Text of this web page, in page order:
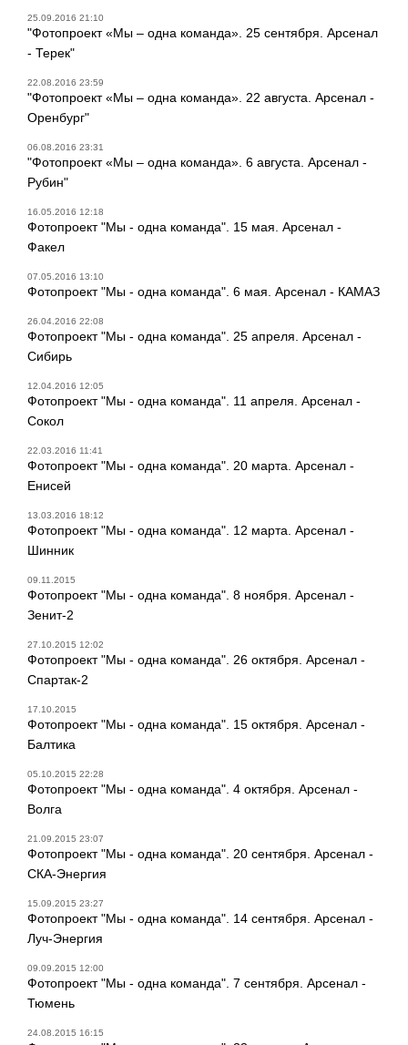
25.09.2016 21:10
"Фотопроект «Мы – одна команда». 25 сентября. Арсенал
- Терек"
22.08.2016 23:59
"Фотопроект «Мы – одна команда». 22 августа. Арсенал -
Оренбург"
06.08.2016 23:31
"Фотопроект «Мы – одна команда». 6 августа. Арсенал -
Рубин"
16.05.2016 12:18
Фотопроект "Мы - одна команда". 15 мая. Арсенал -
Факел
07.05.2016 13:10
Фотопроект "Мы - одна команда". 6 мая. Арсенал - КАМАЗ
26.04.2016 22:08
Фотопроект "Мы - одна команда". 25 апреля. Арсенал -
Сибирь
12.04.2016 12:05
Фотопроект "Мы - одна команда". 11 апреля. Арсенал -
Сокол
22.03.2016 11:41
Фотопроект "Мы - одна команда". 20 марта. Арсенал -
Енисей
13.03.2016 18:12
Фотопроект "Мы - одна команда". 12 марта. Арсенал -
Шинник
09.11.2015
Фотопроект "Мы - одна команда". 8 ноября. Арсенал -
Зенит-2
27.10.2015 12:02
Фотопроект "Мы - одна команда". 26 октября. Арсенал -
Спартак-2
17.10.2015
Фотопроект "Мы - одна команда". 15 октября. Арсенал -
Балтика
05.10.2015 22:28
Фотопроект "Мы - одна команда". 4 октября. Арсенал -
Волга
21.09.2015 23:07
Фотопроект "Мы - одна команда". 20 сентября. Арсенал -
СКА-Энергия
15.09.2015 23:27
Фотопроект "Мы - одна команда". 14 сентября. Арсенал -
Луч-Энергия
09.09.2015 12:00
Фотопроект "Мы - одна команда". 7 сентября. Арсенал -
Тюмень
24.08.2015 16:15